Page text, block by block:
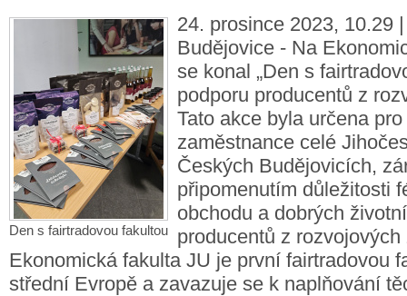
Den s fairtradovou fakultou
24. prosince 2023, 10.29
Budějovice - Na
se konal „Den s
podporu producentů z
Tato akce byla určena
zaměstnance celé
Českých Budějovicích,
připomenutím důležitosti
obchodu a dobrých
producentů z rozvojových
Ekonomická fakulta JU je první fairtradovou
střední Evropě a zavazuje se k naplňování